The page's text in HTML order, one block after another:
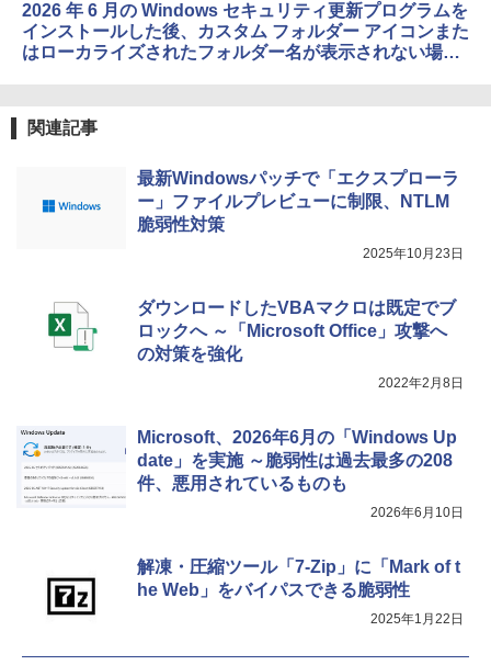
2026 年 6 月の Windows セキュリティ更新プログラムを
インストールした後、カスタム フォルダー アイコンまた
はローカライズされたフォルダー名が表示されない場合
関連記事
最新Windowsパッチで「エクスプローラ
ー」ファイルプレビューに制限、NTLM
脆弱性対策
2025年10月23日
ダウンロードしたVBAマクロは既定でブ
ロックへ ～「Microsoft Office」攻撃へ
の対策を強化
2022年2月8日
Microsoft、2026年6月の「Windows Up
date」を実施 ～脆弱性は過去最多の208
件、悪用されているものも
2026年6月10日
解凍・圧縮ツール「7-Zip」に「Mark of t
he Web」をバイパスできる脆弱性
2025年1月22日